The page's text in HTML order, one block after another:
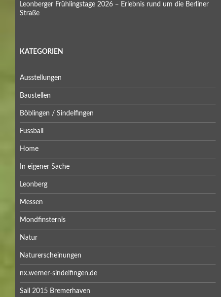
Leonberger Frühlingstage 2026 – Erlebnis rund um die Berliner
Straße
KATEGORIEN
Ausstellungen
Baustellen
Böblingen / Sindelfingen
Fussball
Home
In eigener Sache
Leonberg
Messen
Mondfinsternis
Natur
Naturerscheinungen
nx.werner-sindelfingen.de
Sail 2015 Bremerhaven